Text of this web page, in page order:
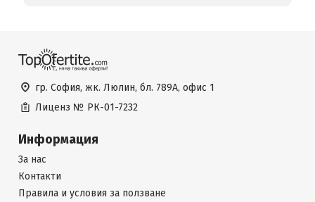
гр. София, жк. Люлин, бл. 789А, офис 1
Лиценз № РК-01-7232
Информация
За нас
Контакти
Правила и условия за ползване